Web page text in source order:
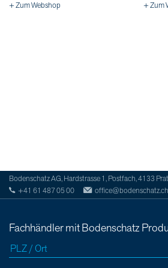
+ Zum Webshop
+ Zum
Bodenschatz AG, Hardstrasse 1, Postfach, 4133
+41 61 487 05 00
office@bodenschatz.ch
Fachhändler mit Bodenschatz